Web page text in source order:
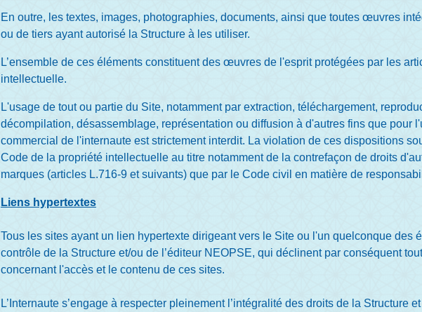
En outre, les textes, images, photographies, documents, ainsi que toutes œuvres
ou de tiers ayant autorisé la Structure à les utiliser.
L’ensemble de ces éléments constituent des œuvres de l'esprit protégées par les
intellectuelle.
L'usage de tout ou partie du Site, notamment par extraction, téléchargement,
décompilation, désassemblage, représentation ou diffusion à d'autres fins que pour
commercial de l'internaute est strictement interdit. La violation de ces dispositions
Code de la propriété intellectuelle au titre notamment de la contrefaçon de droits
marques (articles L.716-9 et suivants) que par le Code civil en matière de
Liens hypertextes
Tous les sites ayant un lien hypertexte dirigeant vers le Site ou l'un quelconque des
contrôle de la Structure et/ou de l’éditeur NEOPSE, qui déclinent par conséquent
concernant l'accès et le contenu de ces sites.
L’Internaute s’engage à respecter pleinement l’intégralité des droits de la Structure